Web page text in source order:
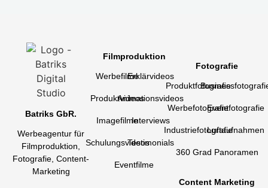
Batriks GbR.
Werbeagentur für
Filmproduktion,
Fotografie, Content-
Marketing
Filmproduktion
Werbefilme
Produktvideos
Imagefilme
Schulungsvideos
Erklärvideos
Animationsvideos
Interviews
Testimonials
Eventfilme
Fotografie
Produktfotografie
Werbefotografie
Industriefotografie
Eventfotografie
Luftaufnahmen
360 Grad Panoramen
Content Marketing